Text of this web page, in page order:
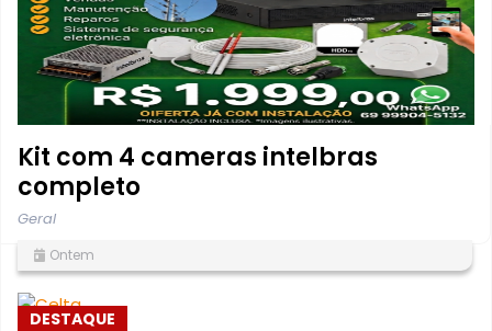
Kit com 4 cameras intelbras
completo
Geral
Ontem
DESTAQUE